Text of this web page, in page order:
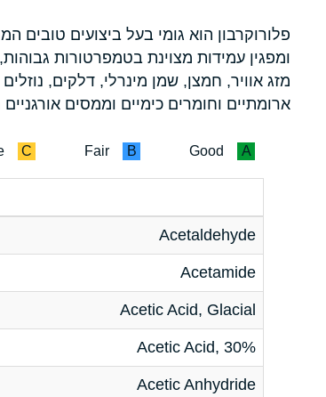
פלורוקרבון הוא גומי בעל ביצועים טובים
ומפגין עמידות מצוינת בטמפרטורות גבוהות,
מזג אוויר, חמצן, שמן מינרלי, דלקים, נוזלים
ארומתיים וחומרים כימיים וממסים
A
Good
B
Fair
C
Acetaldehyde
Acetamide
Acetic Acid, Glacial
Acetic Acid, 30%
Acetic Anhydride